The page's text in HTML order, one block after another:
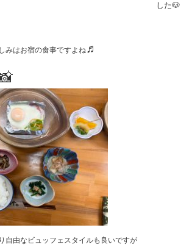
した🐶
みはお宿の食事ですよね♬
自由なビュッフェスタイルも良いですが